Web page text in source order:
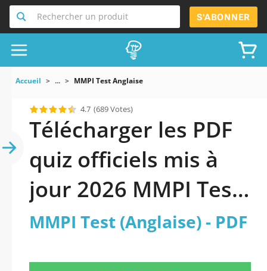
Rechercher un produit S'ABONNER
Accueil ... MMPI Test Anglaise
4.7 (689 Votes)
Télécharger les PDF
quiz officiels mis à
jour 2026 MMPI Test
(Anglaise).
MMPI Test (Anglaise) - PDF